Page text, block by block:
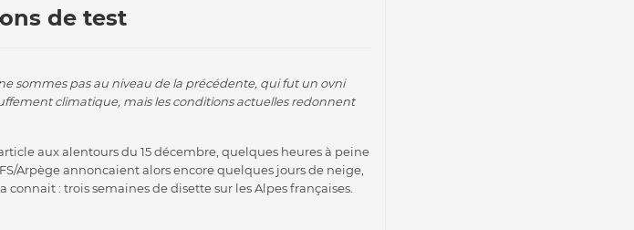
de test
sommes pas au niveau de la précédente, qui fut un ovni
climatique, mais les conditions actuelles redonnent
aux alentours du 15 décembre, quelques heures à peine
Arpège annoncaient alors encore quelques jours de neige,
connait : trois semaines de disette sur les Alpes françaises.